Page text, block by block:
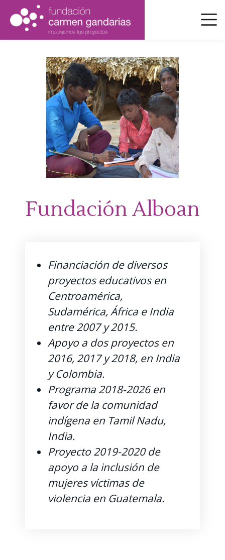
contenido
principal
Fundación Alboan
Financiación de diversos
proyectos educativos en
Centroamérica,
Sudamérica, África e India
entre 2007 y 2015.
Apoyo a dos proyectos en
2016, 2017 y 2018, en India
y Colombia.
Programa 2018-2026 en
favor de la comunidad
indígena en Tamil Nadu,
India.
Proyecto 2019-2020 de
apoyo a la inclusión de
mujeres víctimas de
violencia en Guatemala.